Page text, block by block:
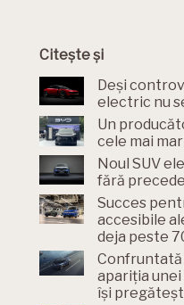
Citește și
Deși
electric nu
Un
cele mai
Noul SUV
fără
Succes
accesibile
deja peste
Confruntată
apariția
își